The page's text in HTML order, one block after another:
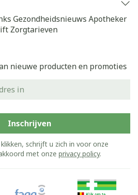
Gezondheidsnieuws Apotheker
Zorgtarieven
nieuwe producten en promoties
Inschrijven
schrijft u zich in voor onze
met onze privacy policy.